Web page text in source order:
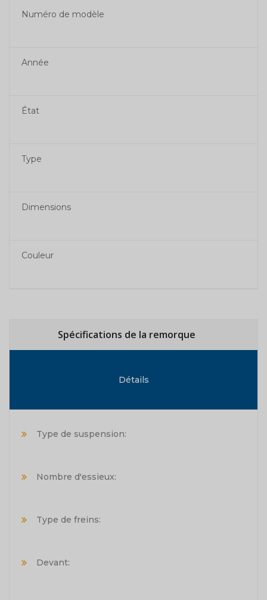
Numéro de modèle
Année
État
Type
Dimensions
Couleur
Spécifications de la remorque
Détails
Type de suspension:
Nombre d'essieux:
Type de freins:
Devant: